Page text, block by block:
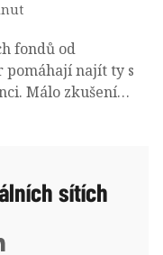
fondů od
pomáhají najít ty s
Málo zkušení
fondové
automatické
u ETF, kde
sítích